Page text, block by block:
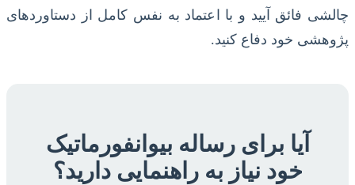
چالشی فائق آیید و با اعتماد به نفس کامل از دستاوردهای
پژوهشی خود دفاع کنید.
آیا برای رساله بیوانفورماتیک
خود نیاز به راهنمایی دارید؟